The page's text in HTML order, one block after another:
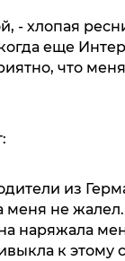
- хлопая
еще
что
из
меня не
наряжала
к этому